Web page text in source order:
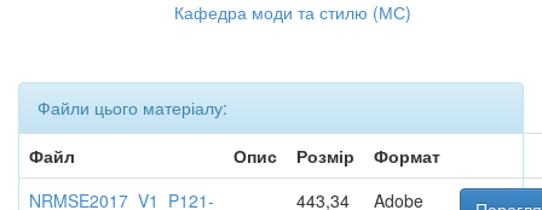
Кафедра моди та стилю (МС)
Файли цього матеріалу:
Файл
Опис Розмір
Формат
NRMSE2017_V1_P121-
443,34
Adobe